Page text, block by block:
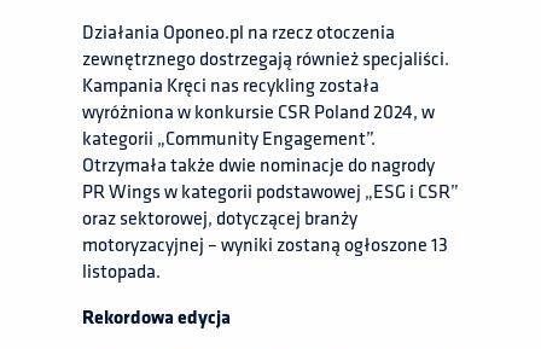
Działania Oponeo.pl na rzecz otoczenia
zewnętrznego dostrzegają również specjaliści.
Kampania Kręci nas recykling została
wyróżniona w konkursie CSR Poland 2024, w
kategorii „Community Engagement”.
Otrzymała także dwie nominacje do nagrody
PR Wings w kategorii podstawowej „ESG i CSR”
oraz sektorowej, dotyczącej branży
motoryzacyjnej – wyniki zostaną ogłoszone 13
listopada.
Rekordowa edycja